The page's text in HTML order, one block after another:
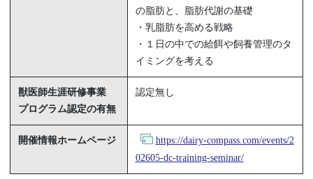
の脂肪と、脂肪代謝の基礎
・乳脂肪を高める戦略
・１日の中での給餌や飼養管理のタ
イミングを考える
獣医師生涯研修事業
プログラム認定の有無
認定無し
開催情報ホームページ
https://dairy-compass.com/events/2
02605-dc-training-seminar/